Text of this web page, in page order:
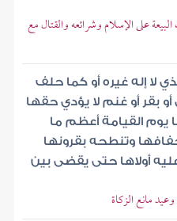
على الإسلام وشرائعه والقتال مع
لا إله غيره أو كما حلف
بقر أو غنم لا يؤدي حقها
يوم القيامة أعظم ما
وتنطحه بقرونها
أولاها حتى يقضى بين
مانع الزكاة